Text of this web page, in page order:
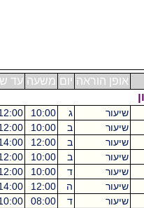
יום משעה עד שעה חדר
10:00
12:00 א206
10:00
12:00
01
12:00
14:00
01
10:00
12:00
213
10:00
12:00
01
12:00
14:00
120
08:00
10:00
213